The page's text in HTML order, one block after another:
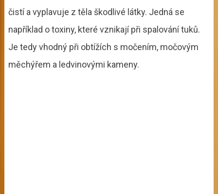
čistí a vyplavuje z těla škodlivé látky. Jedná se
například o toxiny, které vznikají při spalování tuků.
Je tedy vhodný při obtížích s močením, močovým
měchýřem a ledvinovými kameny.